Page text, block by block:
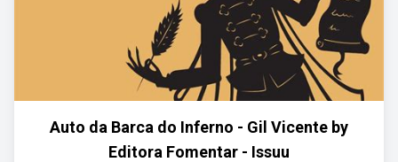
Auto da Barca do Inferno - Gil Vicente by
Editora Fomentar - Issuu